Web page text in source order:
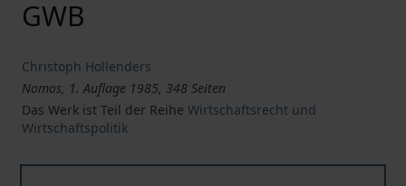
GWB
Christoph Hollenders
Nomos, 1. Auflage 1985, 348 Seiten
Das Werk ist Teil der Reihe Wirtschaftsrecht und
Wirtschaftspolitik